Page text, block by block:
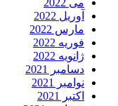
می 2022
آوریل 2022
مارس 2022
فوریه 2022
ژانویه 2022
دسامبر 2021
نوامبر 2021
اکتبر 2021